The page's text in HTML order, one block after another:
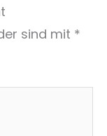
sind mit *